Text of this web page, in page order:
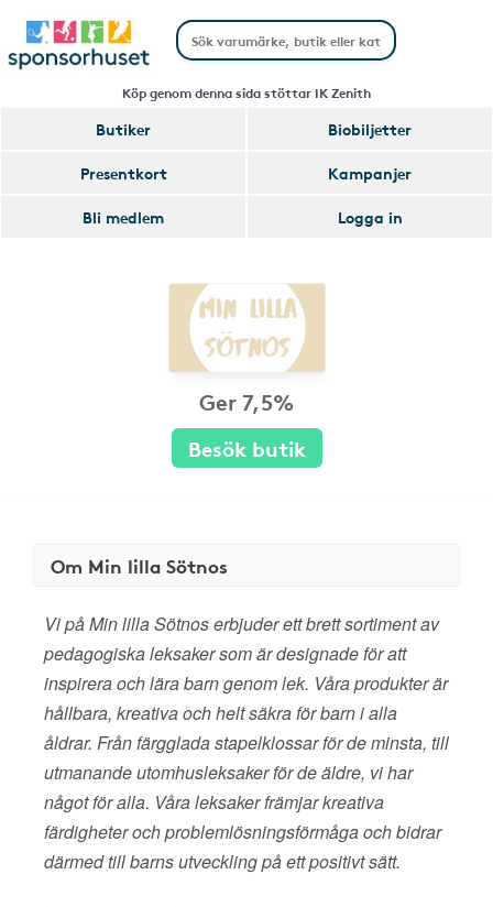
Köp genom denna sida stöttar IK Zenith
Butiker
Biobiljetter
Presentkort
Kampanjer
Bli medlem
Logga in
Ger 7,5%
Besök butik
Om Min lilla Sötnos
Vi på Min lilla Sötnos erbjuder ett brett sortiment av
pedagogiska leksaker som är designade för att
inspirera och lära barn genom lek. Våra produkter är
hållbara, kreativa och helt säkra för barn i alla
åldrar. Från färgglada stapelklossar för de minsta, till
utmanande utomhusleksaker för de äldre, vi har
något för alla. Våra leksaker främjar kreativa
färdigheter och problemlösningsförmåga och bidrar
därmed till barns utveckling på ett positivt sätt.